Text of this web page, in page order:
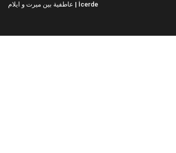
عاطفية بين ميرت و ايلام | İcerde